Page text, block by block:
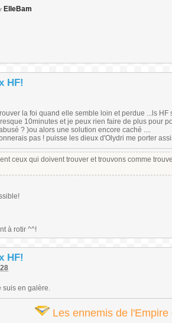
ElleBam
HF!
la foi quand elle semble loin et perdue ...ls
10minutes et je peux rien faire de plus pour
? )ou alors une solution encore caché ....
pas ! puisse les dieux d'Olydri me porter
ceux qui doivent trouver et trouvons comme
à rotir ^^!
HF!
suis en galère.
Les ennemis de